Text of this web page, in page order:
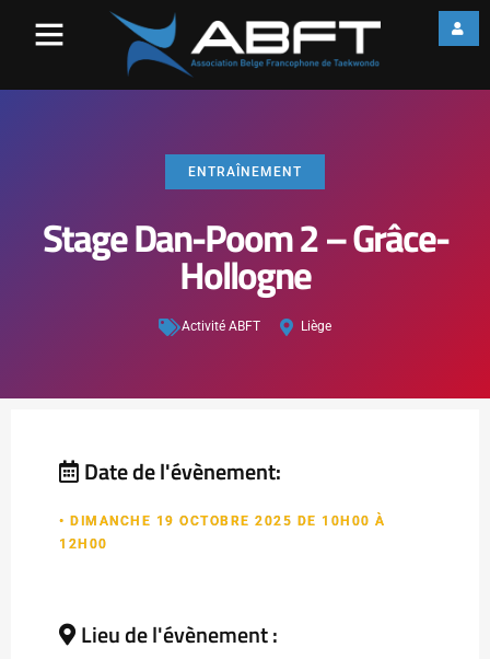
ENTRAÎNEMENT
Stage Dan-Poom 2 – Grâce-
Hollogne
Activité ABFT Liège
Date de l'évènement:
• DIMANCHE 19 OCTOBRE 2025 DE 10H00 À
12H00
Lieu de l'évènement :